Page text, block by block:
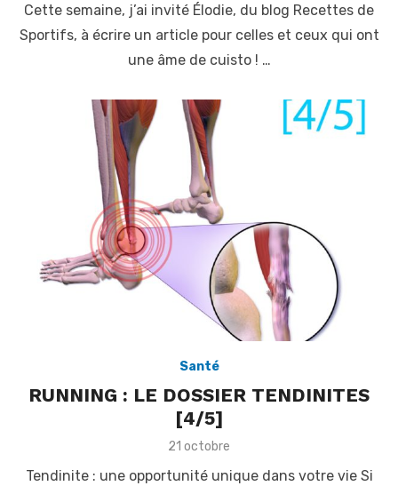
s
t
e
d
Cette semaine, j’ai invité Élodie, du blog Recettes de
Sportifs, à écrire un article pour celles et ceux qui ont
une âme de cuisto ! …
Santé
RUNNING : LE DOSSIER TENDINITES
[4/5]
P
s
21 octobre
Tendinite : une opportunité unique dans votre vie Si